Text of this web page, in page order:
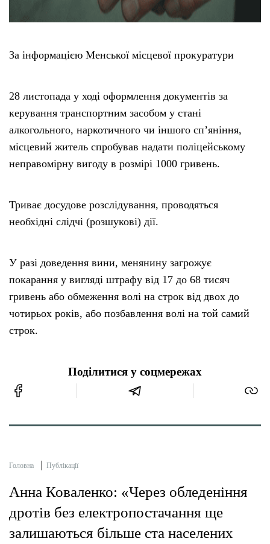
За інформацією Менської місцевої прокуратури
28 листопада у ході оформлення документів за
керування транспортним засобом у стані
алкогольного, наркотичного чи іншого сп’яніння,
місцевий житель спробував надати поліцейському
неправомірну вигоду в розмірі 1000 гривень.
Триває досудове розслідування, проводяться
необхідні слідчі (розшукові) дії.
У разі доведення вини, менянину загрожує
покарання у вигляді штрафу від 17 до 68 тисяч
гривень або обмеження волі на строк від двох до
чотирьох років, або позбавлення волі на той самий
строк.
Поділитися у соцмережах
Головна Публікації
Анна Коваленко: «Через обледеніння
дротів без електропостачання ще
залишаються більше ста населених